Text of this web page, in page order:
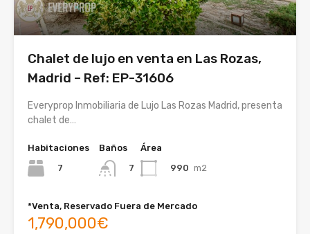
Chalet de lujo en venta en Las Rozas,
Madrid – Ref: EP-31606
Everyprop Inmobiliaria de Lujo Las Rozas Madrid, presenta
chalet de…
Habitaciones
7
Baños
7
Área
990 m2
*Venta, Reservado Fuera de Mercado
1,790,000€